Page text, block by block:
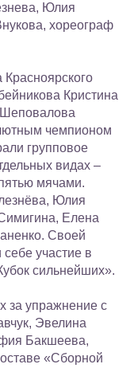
Юлия
хореограф
Кристина
чемпионом
групповое
видах –
мячами.
Юлия
Елена
Своей
участие в
сильнейших».
за упражнение с
Эвелина
Бакшеева,
«Сборной